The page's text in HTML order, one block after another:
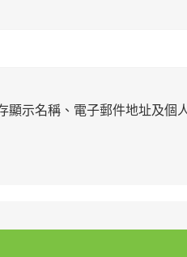
顯示名稱、電子郵件地址及個